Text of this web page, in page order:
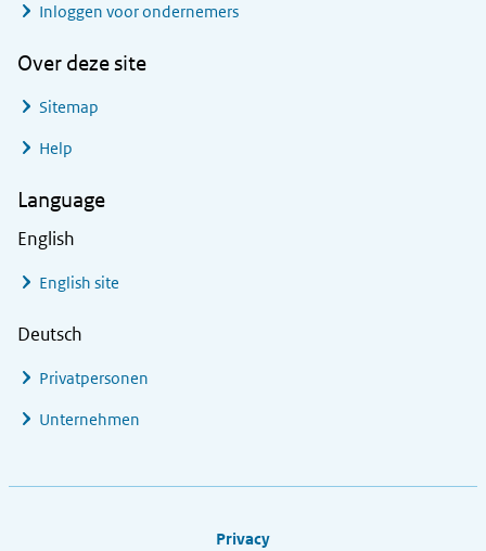
Inloggen voor ondernemers
Over deze site
Sitemap
Help
Language
English
English site
Deutsch
Privatpersonen
Unternehmen
Privacy